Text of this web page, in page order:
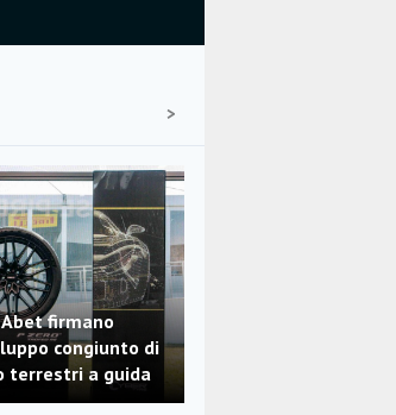
firmano
congiunto di
terrestri a guida